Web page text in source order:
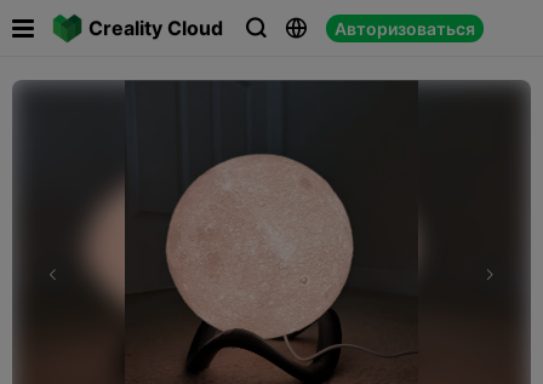
Creality Cloud   Авторизоваться
 